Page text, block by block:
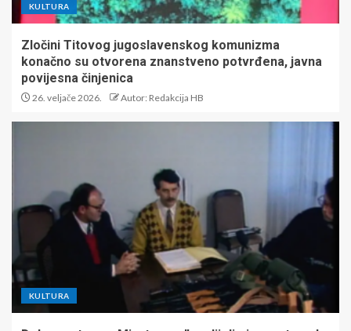
KULTURA
Zločini Titovog jugoslavenskog komunizma
konačno su otvorena znanstveno potvrđena, javna
povijesna činjenica
26. veljače 2026. Autor: Redakcija HB
KULTURA